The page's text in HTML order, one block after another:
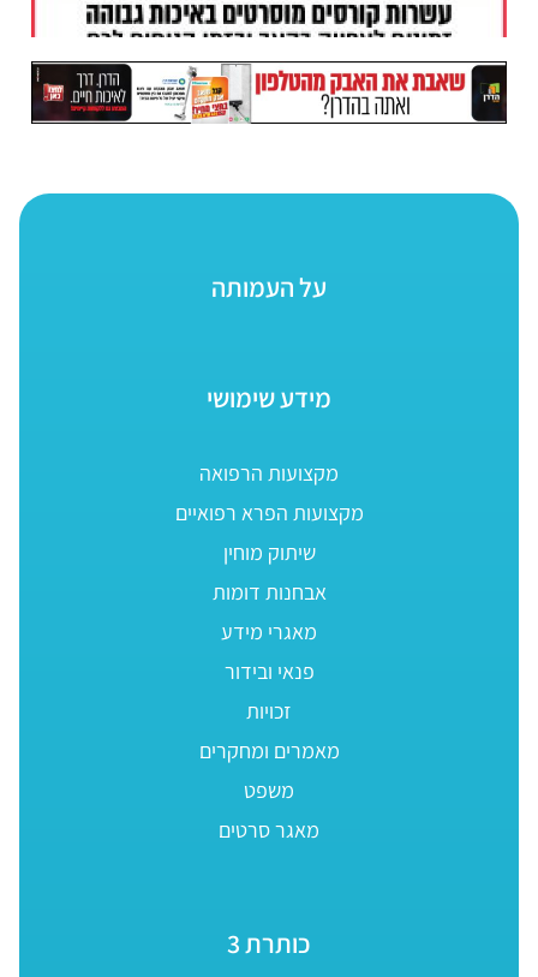
על העמותה
מידע שימושי
מקצועות הרפואה
מקצועות הפרא רפואיים
שיתוק מוחין
אבחנות דומות
מאגרי מידע
פנאי ובידור
זכויות
מאמרים ומחקרים
משפט
מאגר סרטים
כותרת 3